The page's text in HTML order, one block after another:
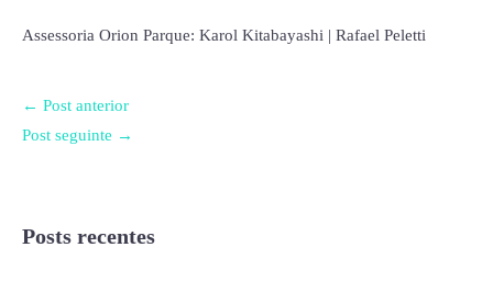
Assessoria Orion Parque: Karol Kitabayashi | Rafael Peletti
← Post anterior
Post seguinte →
Posts recentes